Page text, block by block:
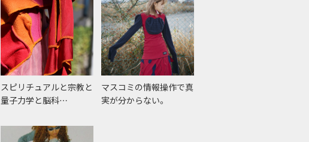
スピリチュアルと宗教と
量子力学と脳科…
マスコミの情報操作で真
実が分からない。